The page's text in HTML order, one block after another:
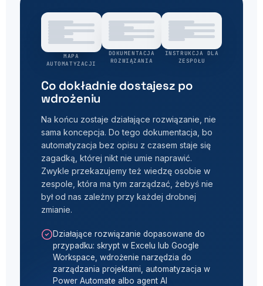
MAPA
AUTOMATYZACJI
DOKUMENTACJA
ROZWIĄZANIA
INSTRUKCJA DLA
ZESPOŁU
Co dokładnie dostajesz po
wdrożeniu
Na końcu zostaje działające rozwiązanie, nie
sama koncepcja. Do tego dokumentacja, bo
automatyzacja bez opisu z czasem staje się
zagadką, której nikt nie umie naprawić.
Zwykle przekazujemy też wiedzę osobie w
zespole, która ma tym zarządzać, żebyś nie
był od nas zależny przy każdej drobnej
zmianie.
Działające rozwiązanie dopasowane do
przypadku: skrypt w Excelu lub Google
Workspace, wdrożenie narzędzia do
zarządzania projektami, automatyzacja w
Power Automate albo agent AI